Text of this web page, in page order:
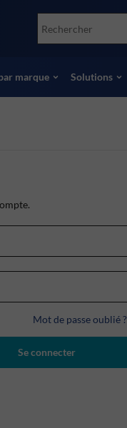
Socomore
Skydrol
marque Solutions
Mot de passe oublié ?
Se connecter